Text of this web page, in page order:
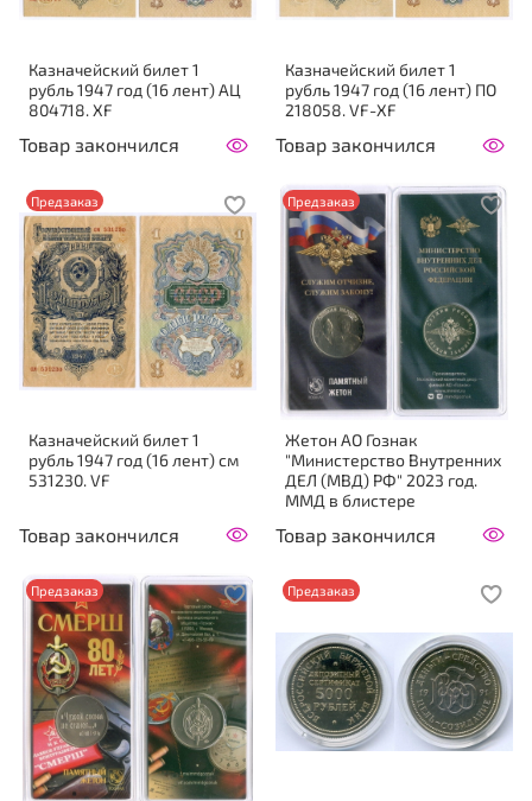
Казначейский билет 1
рубль 1947 год (16 лент) АЦ
804718. XF
Товар закончился
Казначейский билет 1
рубль 1947 год (16 лент) ПО
218058. VF-XF
Товар закончился
Предзаказ
Казначейский билет 1
рубль 1947 год (16 лент) см
531230. VF
Товар закончился
Предзаказ
Жетон АО Гознак
"Министерство Внутренних
ДЕЛ (МВД) РФ" 2023 год.
ММД в блистере
Товар закончился
Предзаказ Предзаказ